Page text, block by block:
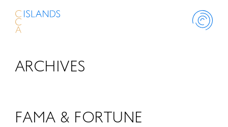
ABOUT
ARCHIVES
FAMA & FORTUNE